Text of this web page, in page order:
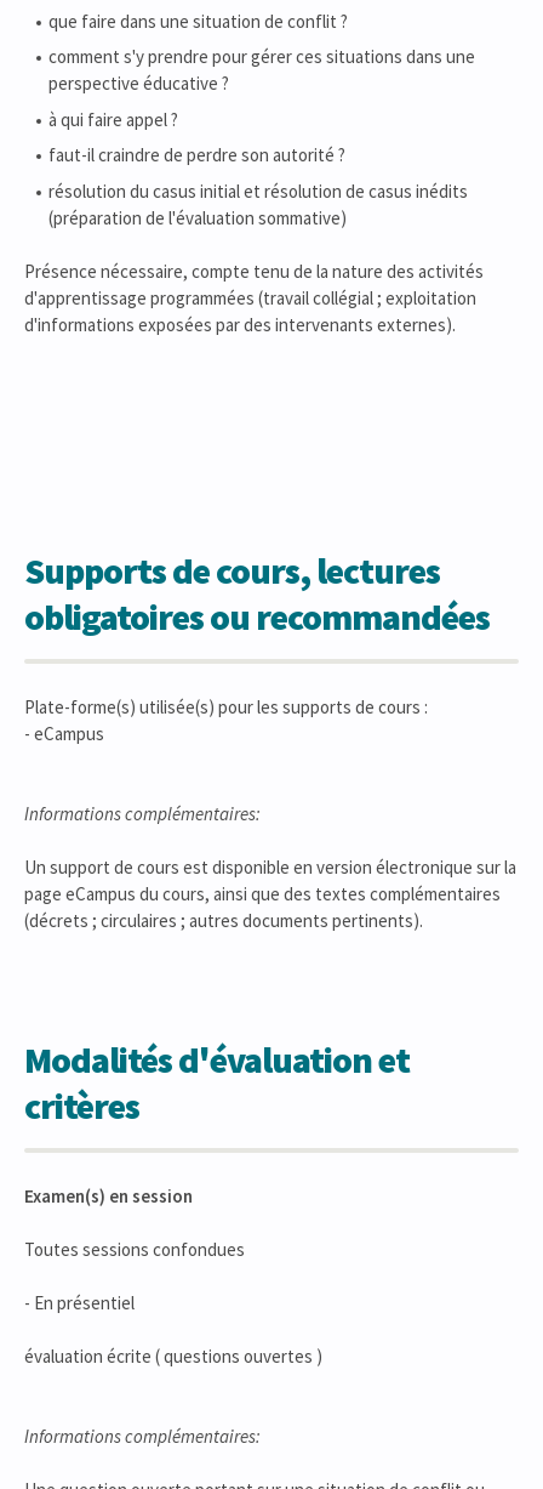
que faire dans une situation de conflit ?
comment s'y prendre pour gérer ces situations dans une
perspective éducative ?
à qui faire appel ?
faut-il craindre de perdre son autorité ?
résolution du casus initial et résolution de casus inédits
(préparation de l'évaluation sommative)
Présence nécessaire, compte tenu de la nature des activités
d'apprentissage programmées (travail collégial ; exploitation
d'informations exposées par des intervenants externes).
Supports de cours, lectures
obligatoires ou recommandées
Plate-forme(s) utilisée(s) pour les supports de cours :
- eCampus
Informations complémentaires:
Un support de cours est disponible en version électronique sur la
page eCampus du cours, ainsi que des textes complémentaires
(décrets ; circulaires ; autres documents pertinents).
Modalités d'évaluation et
critères
Examen(s) en session
Toutes sessions confondues
- En présentiel
évaluation écrite ( questions ouvertes )
Informations complémentaires: